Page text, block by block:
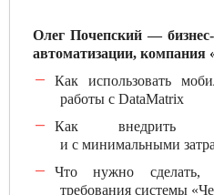
Олег Почепский —
автоматизации, компания
Как использовать
работы с DataМatrix
Как внедрить
и с минимальными
Что нужно сделать,
требования системы